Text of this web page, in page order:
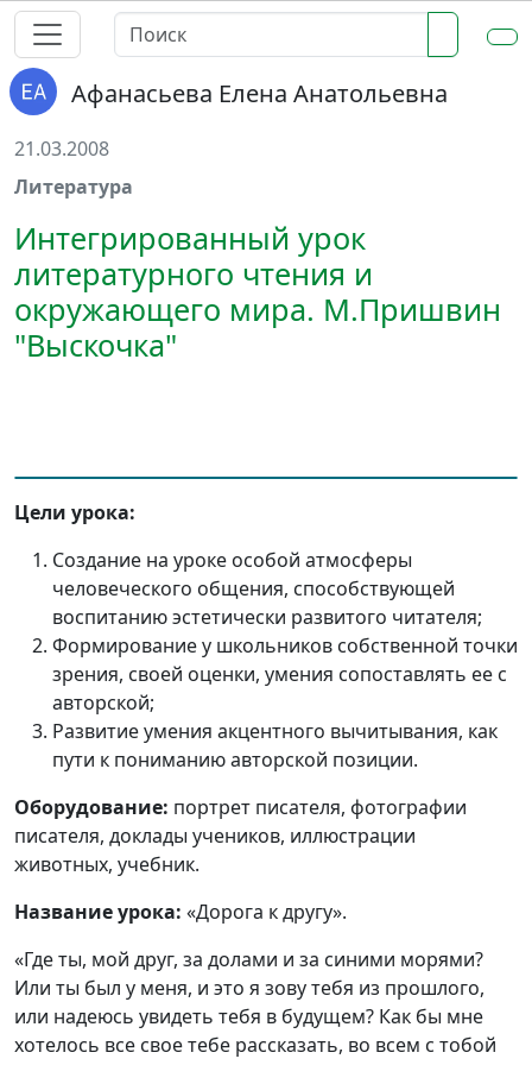
Афанасьева Елена Анатольевна
21.03.2008
Литература
Интегрированный урок
литературного чтения и
окружающего мира. М.Пришвин
"Выскочка"
Цели урока:
Cоздание на уроке особой атмосферы
человеческого общения, способствующей
воспитанию эстетически развитого читателя;
Формирование у школьников собственной точки
зрения, своей оценки, умения сопоставлять ее с
авторской;
Развитие умения акцентного вычитывания, как
пути к пониманию авторской позиции.
Оборудование: портрет писателя, фотографии
писателя, доклады учеников, иллюстрации
животных, учебник.
Название урока: «Дорога к другу».
«Где ты, мой друг, за долами и за синими морями?
Или ты был у меня, и это я зову тебя из прошлого,
или надеюсь увидеть тебя в будущем? Как бы мне
хотелось все свое тебе рассказать, во всем с тобой